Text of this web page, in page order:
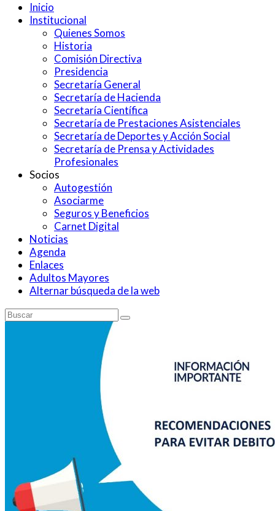
Inicio
Institucional
Quienes Somos
Historia
Comisión Directiva
Presidencia
Secretaría General
Secretaría de Hacienda
Secretaría Científica
Secretaría de Prestaciones Asistenciales
Secretaría de Deportes y Acción Social
Secretaría de Prensa y Actividades
Profesionales
Socios
Autogestión
Asociarme
Seguros y Beneficios
Carnet Digital
Noticias
Agenda
Enlaces
Adultos Mayores
Alternar búsqueda de la web